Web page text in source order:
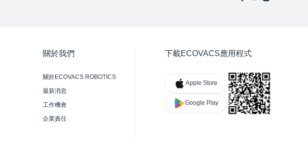
關於我們
關於ECOVACS ROBOTICS
最新消息
工作機會
企業責任
下載ECOVACS應用程式
Apple Store
Google Play